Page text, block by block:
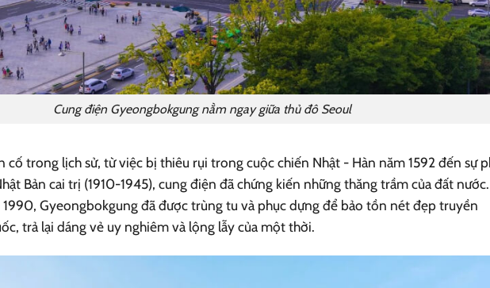
Cung điện Gyeongbokgung nằm ngay giữa thủ đô Seoul
cố trong lịch sử, từ việc bị thiêu rụi trong cuộc chiến Nhật - Hàn năm 1592 đến sự
Bản cai trị (1910-1945), cung điện đã chứng kiến những thăng trầm của đất nước.
1990, Gyeongbokgung đã được trùng tu và phục dựng để bảo tồn nét đẹp truyền
trả lại dáng vẻ uy nghiêm và lộng lẫy của một thời.